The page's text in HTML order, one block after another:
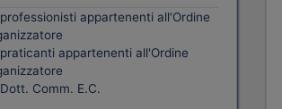
appartenenti all'Ordine
appartenenti all'Ordine
Comm. E.C.